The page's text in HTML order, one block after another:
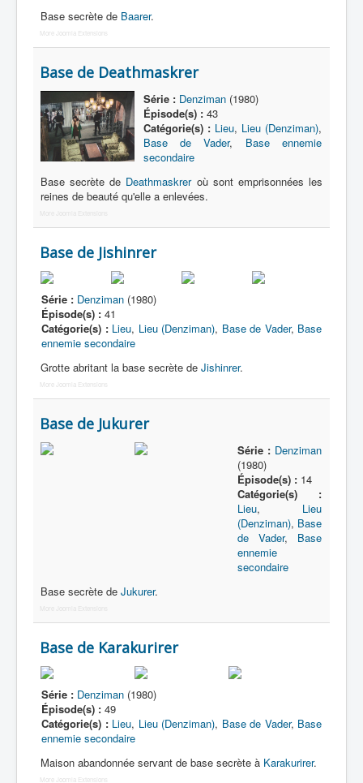
Hôtels
Loisirs
Planètes
Police
Restauration
Science
Sport
Base secrète de Baarer.
More Joomla Extensions
Base de Deathmaskrer
Série : Denziman(1980)
Épisode(s) :43
Catégorie(s) : Lieu, Lieu (Denziman),
Base de Vader, Base ennemie
secondaire
Base secrète de Deathmaskreroù sont emprisonnées les
reines de beauté qu'elle a enlevées.
More Joomla Extensions
Base de Jishinrer
Série : Denziman (1980)
Épisode(s) : 41
Catégorie(s) : Lieu, Lieu (Denziman), Base de Vader, Base
ennemie secondaire
Grotte abritant la base secrète de Jishinrer.
More Joomla Extensions
Base de Jukurer
Série : Denziman
(1980)
Épisode(s) :14
Catégorie(s) :
Lieu, Lieu
(Denziman), Base
de Vader, Base
ennemie
secondaire
Base secrète de Jukurer.
More Joomla Extensions
Base de Karakurirer
Série : Denziman (1980)
Épisode(s) : 49
Catégorie(s) : Lieu, Lieu (Denziman), Base de Vader, Base
ennemie secondaire
Maison abandonnée servant de base secrète à Karakurirer.
More Joomla Extensions